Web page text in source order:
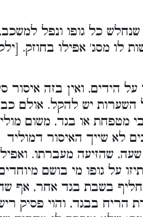
כל גופו ונפל למשכב,
לו מסג' אפילו בחוזק.
הידים, ואין בזה איסור
השערות יש להקל. אולם
מטפחת או בגד, משום
לא שייך האיסור דמוליד
שהזיעה מעברתו.
על גופו מי בושם
בשבת בגד אחר, אף
הריח בבגד, והוי פסיק